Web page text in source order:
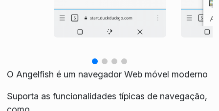
O Angelfish é um navegador Web móvel moderno
Suporta as funcionalidades típicas de navegação,